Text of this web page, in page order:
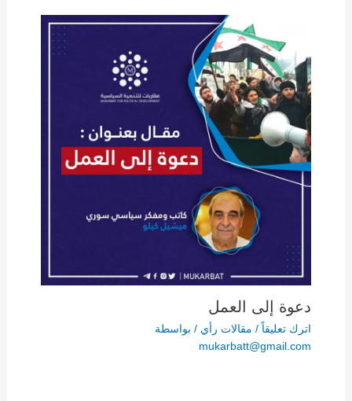
دعوة إلى العمل
اترك تعليقاً / مقالات رأي / بواسطة
mukarbatt@gmail.com